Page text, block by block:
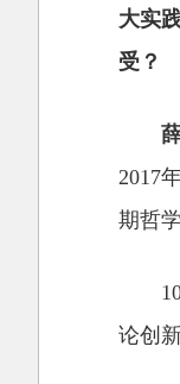
大实
受？
2017
期哲
论创